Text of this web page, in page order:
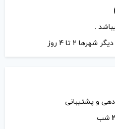
.
و پشتیبانی
شب